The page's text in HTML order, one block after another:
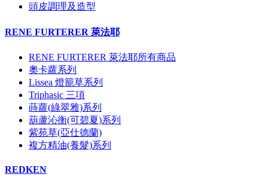
頭皮調理及造型
RENE FURTERER 萊法耶
RENE FURTERER 萊法耶所有商品
奧卡蘿系列
Lissea 燈籠草系列
Triphasic 三項
蒔蘿(綠翠雅)系列
葫蘆沁衡(可碧夏)系列
紫苑草(亞仕德蘭)
複方精油(養髮)系列
REDKEN